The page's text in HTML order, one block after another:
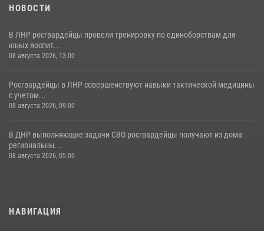
НОВОСТИ
В ЛНР росгвардейцы провели тренировку по единоборствам для
юных воспит...
08 августа 2026, 13:00
Росгвардейцы в ЛНР совершенствуют навыки тактической медицины
с учетом...
08 августа 2026, 09:00
В ДНР выполняющие задачи СВО росгвардейцы получают из дома
региональны...
08 августа 2026, 05:00
НАВИГАЦИЯ